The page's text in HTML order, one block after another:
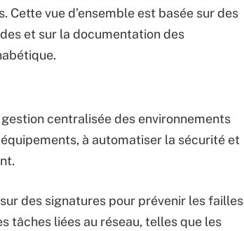
vue d’ensemble est basée sur des
et sur la documentation des
centralisée des environnements
à automatiser la sécurité et
des signatures pour prévenir les failles
tâches liées au réseau, telles que les